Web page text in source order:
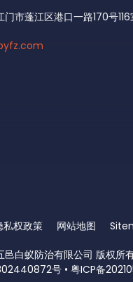
市蓬江区港口一路170号116
私权政策 网站地图
邑白蚁防治有限公司 版权所
号• 粤ICP备